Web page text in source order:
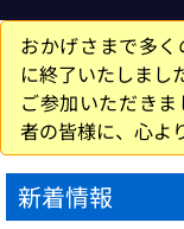
おかげさまで多
に終了いたしまし
ご参加いただき
者の皆様に、心よ
新着情報